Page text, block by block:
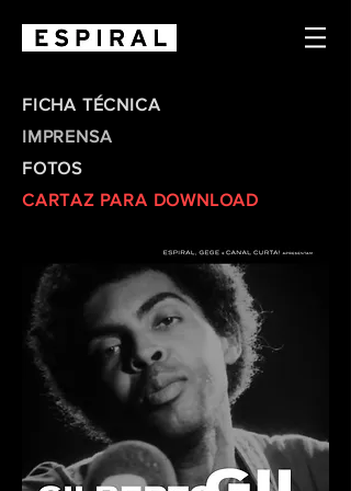
FICHA TÉCNICA
IMPRENSA
FOTOS
CARTAZ PARA DOWNLOAD